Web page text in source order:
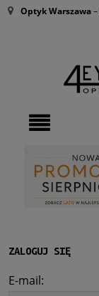
Optyk Warszawa–
ZALOGUJ SIĘ
E-mail: